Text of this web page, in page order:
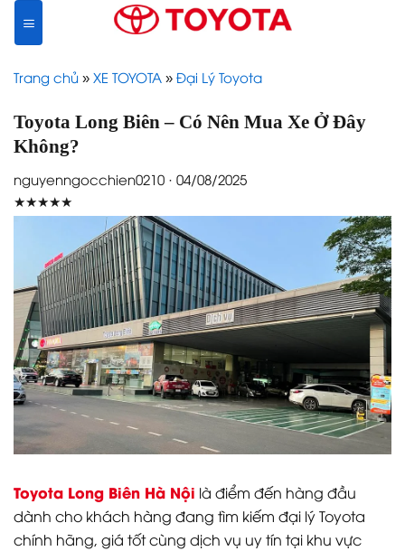
content
Trang chủ » XE TOYOTA » Đại Lý Toyota
Toyota Long Biên – Có Nên Mua Xe Ở Đây
Không?
nguyenngocchien0210 · 04/08/2025
★★★★★
Toyota Long Biên Hà Nội là điểm đến hàng đầu
dành cho khách hàng đang tìm kiếm đại lý Toyota
chính hãng, giá tốt cùng dịch vụ uy tín tại khu vực